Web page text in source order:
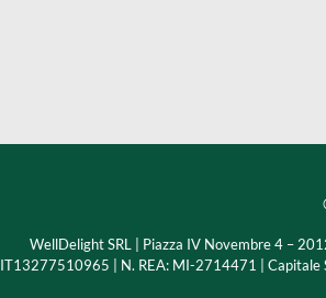
WellDelight SRL | Piazza IV Novembre 4 –
IT13277510965 | N. REA: MI-2714471 | Capitale